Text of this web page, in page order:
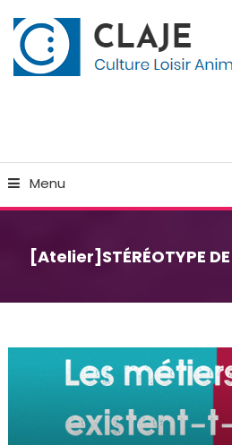
To
Content
Menu
[Atelier]STÉRÉOTYPE DE